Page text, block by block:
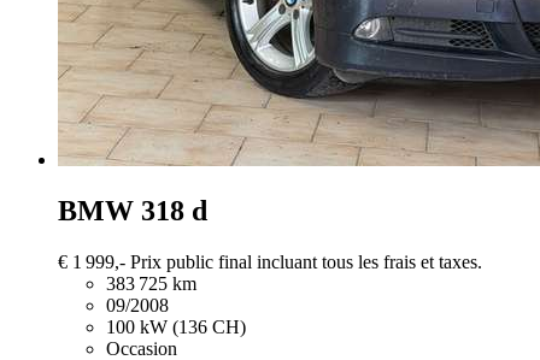
BMW 318 d
€ 1 999,- Prix public final incluant tous les frais et taxes.
383 725 km
09/2008
100 kW (136 CH)
Occasion